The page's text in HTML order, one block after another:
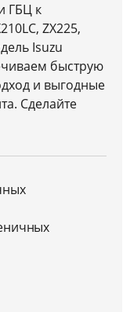
ГБЦ к
ZX225,
Isuzu
быструю
и выгодные
Сделайте